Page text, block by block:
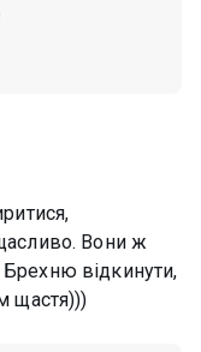
Вони ж
відкинути,
щастя)))